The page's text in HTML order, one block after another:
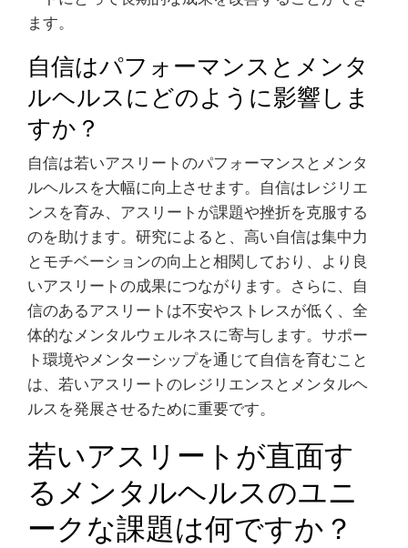
ます。
自信はパフォーマンスとメンタ
ルヘルスにどのように影響しま
すか？
自信は若いアスリートのパフォーマンスとメンタ
ルヘルスを大幅に向上させます。自信はレジリエ
ンスを育み、アスリートが課題や挫折を克服する
のを助けます。研究によると、高い自信は集中力
とモチベーションの向上と相関しており、より良
いアスリートの成果につながります。さらに、自
信のあるアスリートは不安やストレスが低く、全
体的なメンタルウェルネスに寄与します。サポー
ト環境やメンターシップを通じて自信を育むこと
は、若いアスリートのレジリエンスとメンタルヘ
ルスを発展させるために重要です。
若いアスリートが直面す
るメンタルヘルスのユニ
ークな課題は何ですか？